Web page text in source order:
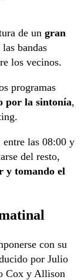
de un gran
bandas
los vecinos.
programas
por la sintonía,
entre las 08:00 y
del resto,
y tomando el
con su
por Julio
Cox y Allison